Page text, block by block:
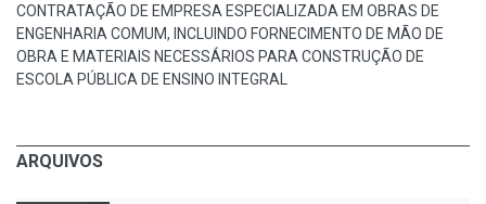
CONTRATAÇÃO DE EMPRESA ESPECIALIZADA EM OBRAS DE
ENGENHARIA COMUM, INCLUINDO FORNECIMENTO DE MÃO DE
OBRA E MATERIAIS NECESSÁRIOS PARA CONSTRUÇÃO DE
ESCOLA PÚBLICA DE ENSINO INTEGRAL
ARQUIVOS